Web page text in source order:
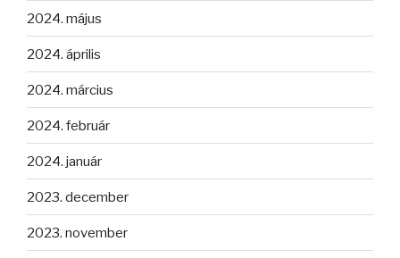
2024. május
2024. április
2024. március
2024. február
2024. január
2023. december
2023. november